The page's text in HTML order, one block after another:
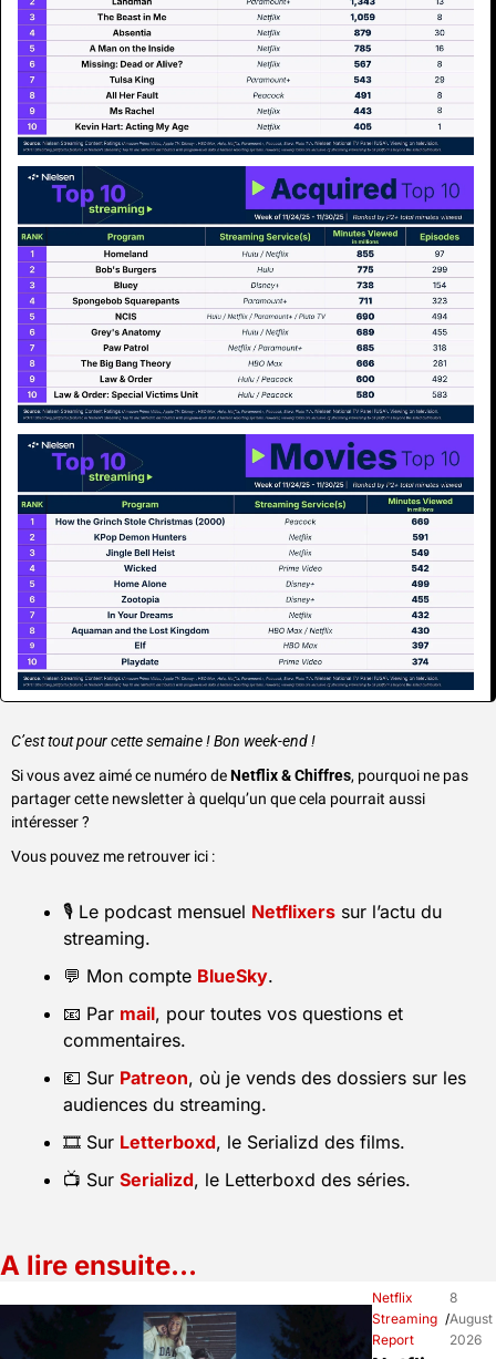
C’est tout pour cette semaine ! Bon week-end !
Si vous avez aimé ce numéro de Netflix & Chiffres, pourquoi ne pas
partager cette newsletter à quelqu’un que cela pourrait aussi
intéresser ?
Vous pouvez me retrouver ici :
🎙️ Le podcast mensuel Netflixers sur l’actu du
streaming.
💬 Mon compte BlueSky.
📧 Par mail, pour toutes vos questions et
commentaires.
💶 Sur Patreon, où je vends des dossiers sur les
audiences du streaming.
🎞️ Sur Letterboxd, le Serializd des films.
📺 Sur Serializd, le Letterboxd des séries.
A lire ensuite…
Netflix
Streaming
Report
/
8
August
2026